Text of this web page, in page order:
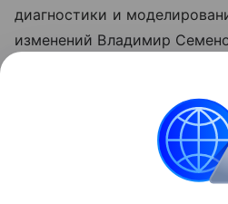
диагностики и
изменений Владимир
но и ряд преимуществ.